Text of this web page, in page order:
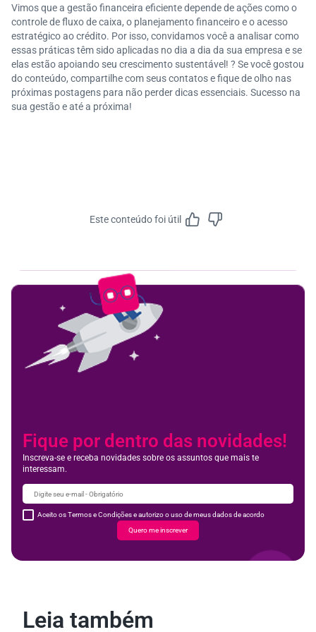
Vimos que a gestão financeira eficiente depende de ações como o
controle de fluxo de caixa, o planejamento financeiro e o acesso
estratégico ao crédito. Por isso, convidamos você a analisar como
essas práticas têm sido aplicadas no dia a dia da sua empresa e se
elas estão apoiando seu crescimento sustentável! ? Se você gostou
do conteúdo, compartilhe com seus contatos e fique de olho nas
próximas postagens para não perder dicas essenciais. Sucesso na
sua gestão e até a próxima!
Este conteúdo foi útil
Fique por dentro das novidades!
Inscreva-se e receba novidades sobre os assuntos que mais te
interessam.
Aceito os Termos e Condições e autorizo o uso de meus dados de acordo
Quero me inscrever
Leia também